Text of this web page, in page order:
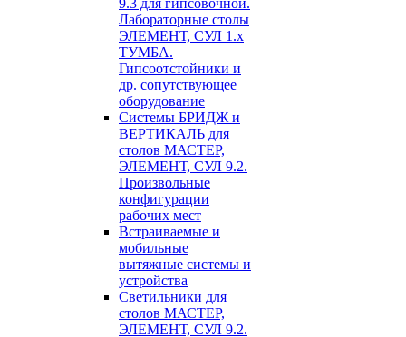
9.3 для гипсовочной.
Лабораторные столы
ЭЛЕМЕНТ, СУЛ 1.х
ТУМБА.
Гипсоотстойники и
др. сопутствующее
оборудование
Системы БРИДЖ и
ВЕРТИКАЛЬ для
столов МАСТЕР,
ЭЛЕМЕНТ, СУЛ 9.2.
Произвольные
конфигурации
рабочих мест
Встраиваемые и
мобильные
вытяжные системы и
устройства
Светильники для
столов МАСТЕР,
ЭЛЕМЕНТ, СУЛ 9.2.